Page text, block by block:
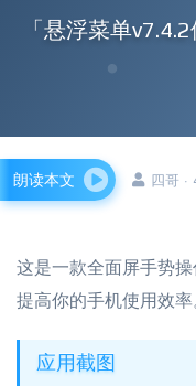
「悬浮菜单
四哥
朗读本文
这是一款全面屏手势
提高你的手机使用效率
应用截图